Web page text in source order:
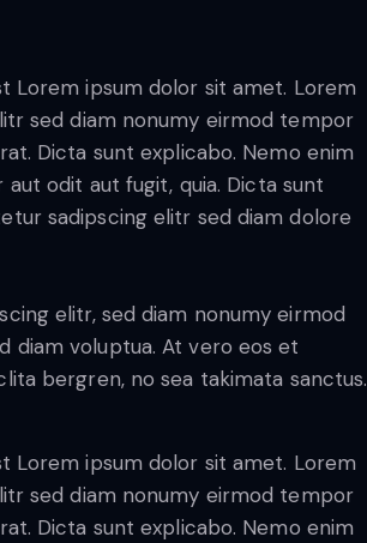
Lorem ipsum dolor sit amet. Lorem
sed diam nonumy eirmod tempor
Dicta sunt explicabo. Nemo enim
odit aut fugit, quia. Dicta sunt
sadipscing elitr sed diam dolore
elitr, sed diam nonumy eirmod
diam voluptua. At vero eos et
bergren, no sea takimata sanctus.
Lorem ipsum dolor sit amet. Lorem
sed diam nonumy eirmod tempor
Dicta sunt explicabo. Nemo enim